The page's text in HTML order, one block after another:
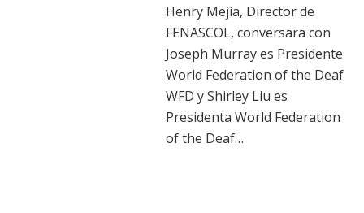
Henry Mejía, Director de
FENASCOL, conversara con
Joseph Murray es Presidente
World Federation of the Deaf
WFD y Shirley Liu es
Presidenta World Federation
of the Deaf…